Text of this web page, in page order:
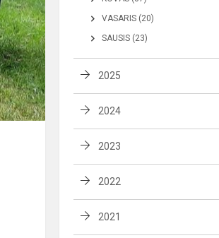
VASARIS (20)
SAUSIS (23)
2025
2024
2023
2022
2021